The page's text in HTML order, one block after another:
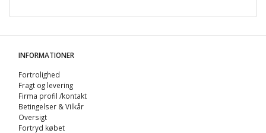
INFORMATIONER
Fortrolighed
Fragt og levering
Firma profil /kontakt
Betingelser & Vilkår
Oversigt
Fortryd købet